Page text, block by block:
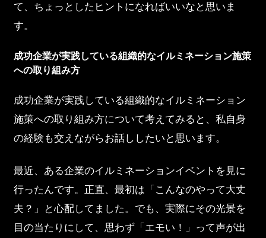
て、ちょっとしたヒントになればいいなと思いま
す。
成功企業が実践している組織的なイルミネーション施策
への取り組み方
成功企業が実践している組織的なイルミネーション
施策への取り組み方について考えてみると、私自身
の経験も交えながらお話ししたいと思います。
最近、ある企業のイルミネーションイベントを見に
行ったんです。正直、最初は「こんなのやって大丈
夫？」と心配してました。でも、実際にその光景を
目の当たりにして、思わず「エモい！」って声が出